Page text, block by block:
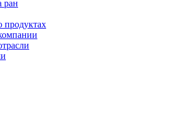
ран
продуктах